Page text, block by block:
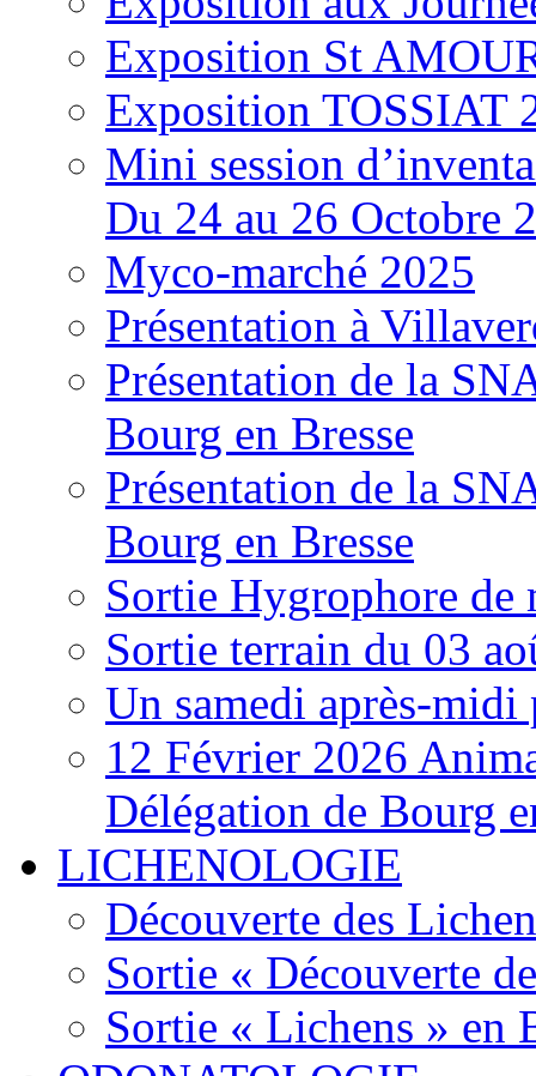
Exposition St
Exposition TOSSIAT
Mini session
Du 24 au 26 Octobre
Myco-marché 2025
Présentation à
Présentation de la
Bourg en Bresse
Présentation de la
Bourg en Bresse
Sortie Hygrophore de
Sortie terrain du 03
Un samedi après-
12 Février 2026
Délégation de Bourg
LICHENOLOGIE
Découverte des
Sortie « Découverte
Sortie « Lichens » en